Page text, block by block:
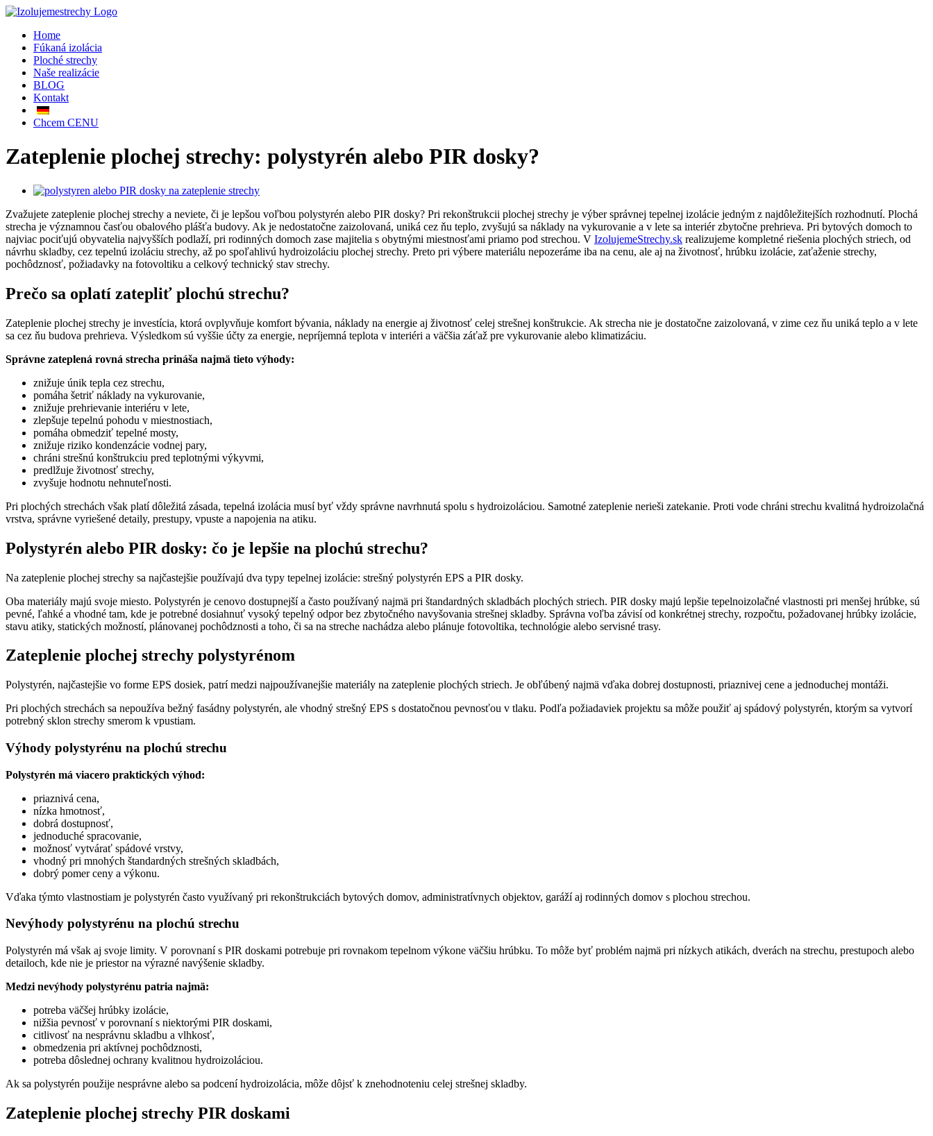
Skip
contentHome
Fúkaná izolácia
Ploché strechy
Naše realizácie
BLOG
Kontakt
Chcem CENU
Zateplenie plochej strechy: polystyrén alebo PIR dosky?
Zobraziť
obrázok
Zvažujete zateplenie plochej strechy a neviete, či je lepšou voľbou polystyrén alebo PIR dosky? Pri rekonštrukcii plochej strechy je výber správnej tepelnej izolácie jedným z najdôležitejších rozhodnutí. Plochá
strecha je významnou časťou obalového plášťa budovy. Ak je nedostatočne zaizolovaná, uniká cez ňu teplo, zvyšujú sa náklady na vykurovanie a v lete sa interiér zbytočne prehrieva. Pri bytových domoch to
najviac pociťujú obyvatelia najvyšších podlaží, pri rodinných domoch zase majitelia s obytnými miestnosťami priamo pod strechou. V IzolujemeStrechy.sk realizujeme kompletné riešenia plochých striech, od
návrhu skladby, cez tepelnú izoláciu strechy, až po spoľahlivú hydroizoláciu plochej strechy. Preto pri výbere materiálu nepozeráme iba na cenu, ale aj na životnosť, hrúbku izolácie, zaťaženie strechy,
pochôdznosť, požiadavky na fotovoltiku a celkový technický stav strechy.
Prečo sa oplatí zatepliť plochú strechu?
Zateplenie plochej strechy je investícia, ktorá ovplyvňuje komfort bývania, náklady na energie aj životnosť celej strešnej konštrukcie. Ak strecha nie je dostatočne zaizolovaná, v zime cez ňu uniká teplo a v lete
sa cez ňu budova prehrieva. Výsledkom sú vyššie účty za energie, nepríjemná teplota v interiéri a väčšia záťaž pre vykurovanie alebo klimatizáciu.
Správne zateplená rovná strecha prináša najmä tieto výhody:
znižuje únik tepla cez strechu,
pomáha šetriť náklady na vykurovanie,
znižuje prehrievanie interiéru v lete,
zlepšuje tepelnú pohodu v miestnostiach,
pomáha obmedziť tepelné mosty,
znižuje riziko kondenzácie vodnej pary,
chráni strešnú konštrukciu pred teplotnými výkyvmi,
predlžuje životnosť strechy,
zvyšuje hodnotu nehnuteľnosti.
Pri plochých strechách však platí dôležitá zásada, tepelná izolácia musí byť vždy správne navrhnutá spolu s hydroizoláciou. Samotné zateplenie nerieši zatekanie. Proti vode chráni strechu kvalitná hydroizolačná
vrstva, správne vyriešené detaily, prestupy, vpuste a napojenia na atiku.
Polystyrén alebo PIR dosky: čo je lepšie na plochú strechu?
Na zateplenie plochej strechy sa najčastejšie používajú dva typy tepelnej izolácie: strešný polystyrén EPS a PIR dosky.
Oba materiály majú svoje miesto. Polystyrén je cenovo dostupnejší a často používaný najmä pri štandardných skladbách plochých striech. PIR dosky majú lepšie tepelnoizolačné vlastnosti pri menšej hrúbke, sú
pevné, ľahké a vhodné tam, kde je potrebné dosiahnuť vysoký tepelný odpor bez zbytočného navyšovania strešnej skladby. Správna voľba závisí od konkrétnej strechy, rozpočtu, požadovanej hrúbky izolácie,
stavu atiky, statických možností, plánovanej pochôdznosti a toho, či sa na streche nachádza alebo plánuje fotovoltika, technológie alebo servisné trasy.
Zateplenie plochej strechy polystyrénom
Polystyrén, najčastejšie vo forme EPS dosiek, patrí medzi najpoužívanejšie materiály na zateplenie plochých striech. Je obľúbený najmä vďaka dobrej dostupnosti, priaznivej cene a jednoduchej montáži.
Pri plochých strechách sa nepoužíva bežný fasádny polystyrén, ale vhodný strešný EPS s dostatočnou pevnosťou v tlaku. Podľa požiadaviek projektu sa môže použiť aj spádový polystyrén, ktorým sa vytvorí
potrebný sklon strechy smerom k vpustiam.
Výhody polystyrénu na plochú strechu
Polystyrén má viacero praktických výhod:
priaznivá cena,
nízka hmotnosť,
dobrá dostupnosť,
jednoduché spracovanie,
možnosť vytvárať spádové vrstvy,
vhodný pri mnohých štandardných strešných skladbách,
dobrý pomer ceny a výkonu.
Vďaka týmto vlastnostiam je polystyrén často využívaný pri rekonštrukciách bytových domov, administratívnych objektov, garáží aj rodinných domov s plochou strechou.
Nevýhody polystyrénu na plochú strechu
Polystyrén má však aj svoje limity. V porovnaní s PIR doskami potrebuje pri rovnakom tepelnom výkone väčšiu hrúbku. To môže byť problém najmä pri nízkych atikách, dverách na strechu, prestupoch alebo
detailoch, kde nie je priestor na výrazné navýšenie skladby.
Medzi nevýhody polystyrénu patria najmä:
potreba väčšej hrúbky izolácie,
nižšia pevnosť v porovnaní s niektorými PIR doskami,
citlivosť na nesprávnu skladbu a vlhkosť,
obmedzenia pri aktívnej pochôdznosti,
potreba dôslednej ochrany kvalitnou hydroizoláciou.
Ak sa polystyrén použije nesprávne alebo sa podcení hydroizolácia, môže dôjsť k znehodnoteniu celej strešnej skladby.
Zateplenie plochej strechy PIR doskami